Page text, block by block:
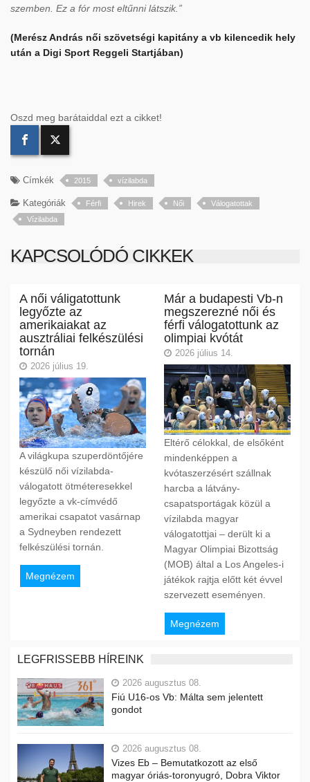
szemben. Ez a fór most eltűnni látszik.”
(Merész András női szövetségi kapitány a vb kilencedik hely
után a Digi Sport Reggeli Startjában)
Oszd meg barátaiddal ezt a cikket!
Címkék 2015 vízilabda
Kategóriák Férfi Hirek Női
Válogatottak
Vízilabda
KAPCSOLÓDÓ CIKKEK
A női váligatottunk
legyőzte az
amerikaiakat az
ausztráliai felkészülési
tornán
2026 július 19.
A világkupa szuperdöntőjére
készülő női vízilabda-
válogatott ötméteresekkel
legyőzte a vk-címvédő
amerikai csapatot vasárnap
a Sydneyben rendezett
felkészülési tornán.
Megnézem
Már a budapesti Vb-n
megszerezné női és
férfi válogatottunk az
olimpiai kvótát
2026 július 14.
Eltérő célokkal, de elsőként
mindenképpen a
kvótaszerzésért szállnak
harcba a látvány-
csapatsportágak közül a
vízilabda magyar
válogatottjai – derült ki a
Magyar Olimpiai Bizottság
(MOB) által a Los Angeles-i
játékok rajtja előtt két évvel
szervezett eseményen.
Megnézem
LEGFRISSEBB HÍREINK
2026 augusztus 08.
Fiú U16-os Vb: Málta sem jelentett
gondot
2026 augusztus 08.
Vizes Eb – Bemutatkozott az első
magyar óriás-toronyugró, Dobra Viktor